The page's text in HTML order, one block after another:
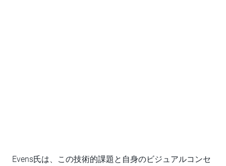
Evens氏は、この技術的課題と自身のビジュアルコンセ